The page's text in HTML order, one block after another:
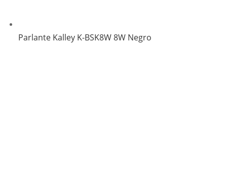
Parlante Kalley K-BSK8W 8W Negro